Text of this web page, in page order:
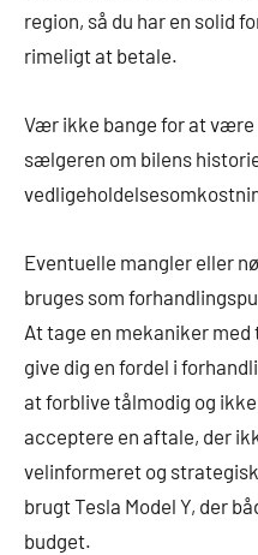
region, så du har en solid
rimeligt at betale.
Vær ikke bange for at
sælgeren om bilens
Eventuelle mangler eller
bruges som
At tage en mekaniker
give dig en fordel i
at forblive tålmodig og
acceptere en aftale, der
velinformeret og
brugt Tesla Model Y, der
budget.